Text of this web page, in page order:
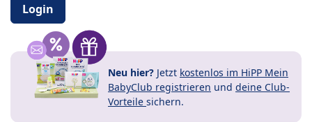
Login
Neu hier? Jetzt kostenlos im HiPP Mein
BabyClub registrieren und deine Club-
Vorteile sichern.